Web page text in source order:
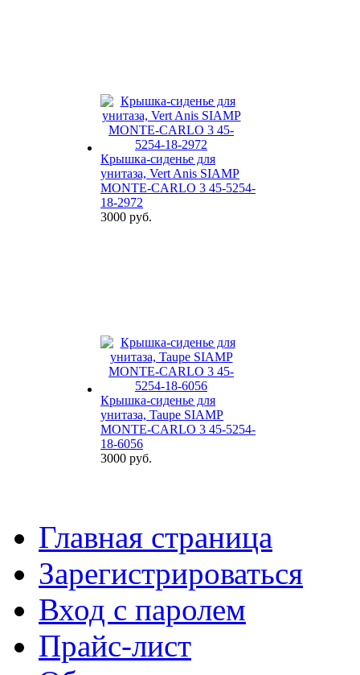
Крышка-сиденье для
унитаза, Vert Anis SIAMP
MONTE-CARLO 3 45-5254-
18-2972
3000 руб.
Крышка-сиденье для
унитаза, Taupe SIAMP
MONTE-CARLO 3 45-5254-
18-6056
3000 руб.
Главная страница
Зарегистрироваться
Вход с паролем
Прайс-лист